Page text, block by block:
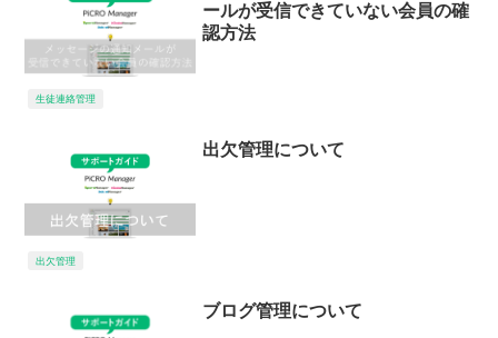
生徒連絡管理
ールが受信できていない会員の確
認方法
出欠管理
出欠管理について
ブログ管理について